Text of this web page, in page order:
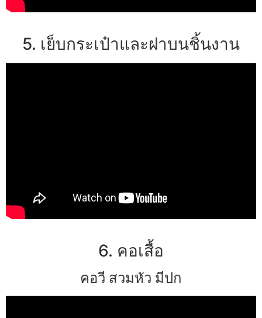
5. เย็บกระเป๋าและฝาบนชิ้นงาน
6. คอเสื้อ
คอวี สวมหัว มีปก